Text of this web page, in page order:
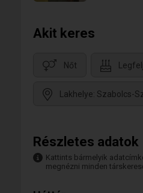
Akit keres
Nőt
Lakhelye: Szabolcs-
Részletes adatok
Kattints bármelyik
megnézni minden